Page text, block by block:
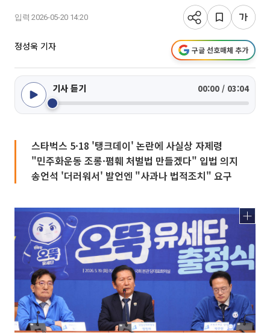
입력 2026-05-20 14:20
정성욱 기자 구글 선호매체 추가
기사 듣기 00:00 / 03:04
스타벅스 5·18 '탱크데이' 논란에 사실상 자제령
"민주화운동 조롱·폄훼 처벌법 만들겠다" 입법 의지
송언석 '더러워서' 발언엔 "사과나 법적조치" 요구